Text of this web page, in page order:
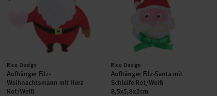
Hersteller:
Rico Design
Aufhänger Filz-
Weihnachtsmann mit Herz
Rot/Weiß
Hersteller:
Rico Design
Aufhänger Filz-Santa mit
Schleife Rot/Weiß
8,5x5,8x2cm